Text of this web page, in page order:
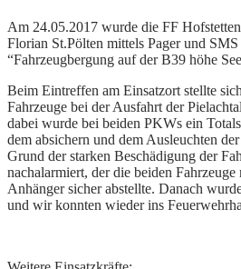
Am 24.05.2017 wurde die FF
Florian St.Pölten mittels Pager und
“Fahrzeugbergung auf der B39 höhe
Beim Eintreffen am Einsatzort stellte
Fahrzeuge bei der Ausfahrt der
dabei wurde bei beiden PKWs ein
dem absichern und dem Ausleuchten
Grund der starken Beschädigung der
nachalarmiert, der die beiden
Anhänger sicher abstellte. Danach
und wir konnten wieder ins